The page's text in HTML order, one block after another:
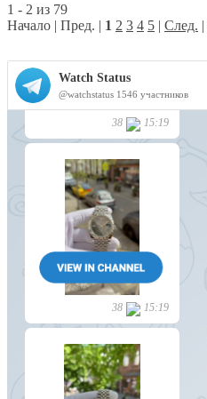
1 - 2 из 79
Начало | Пред. | 1 2 3 4 5 | След. |